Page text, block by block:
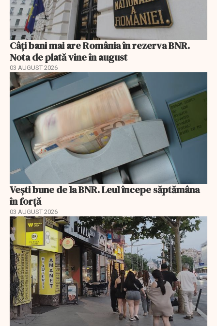
Câți bani mai are România în rezerva BNR.
Nota de plată vine în august
03 AUGUST 2026
Vești bune de la BNR. Leul începe săptămâna
în forță
03 AUGUST 2026